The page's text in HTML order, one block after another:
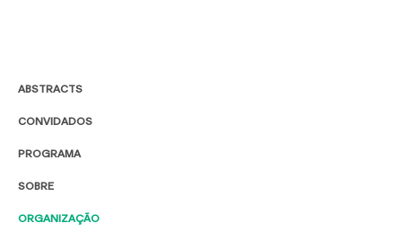
ABSTRACTS
CONVIDADOS
PROGRAMA
SOBRE
ORGANIZAÇÃO